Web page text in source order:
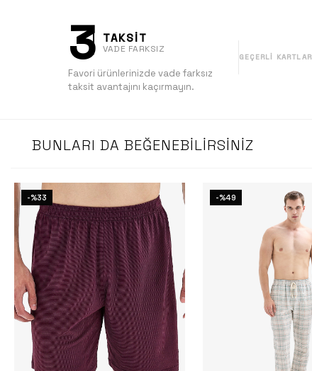
3 TAKSİT
VADE FARKSIZ
Favori ürünlerinizde vade farksız
taksit avantajını kaçırmayın.
GEÇERLI KARTLAR
BUNLARI DA BEĞENEBILIRSINIZ
-%33 -%49